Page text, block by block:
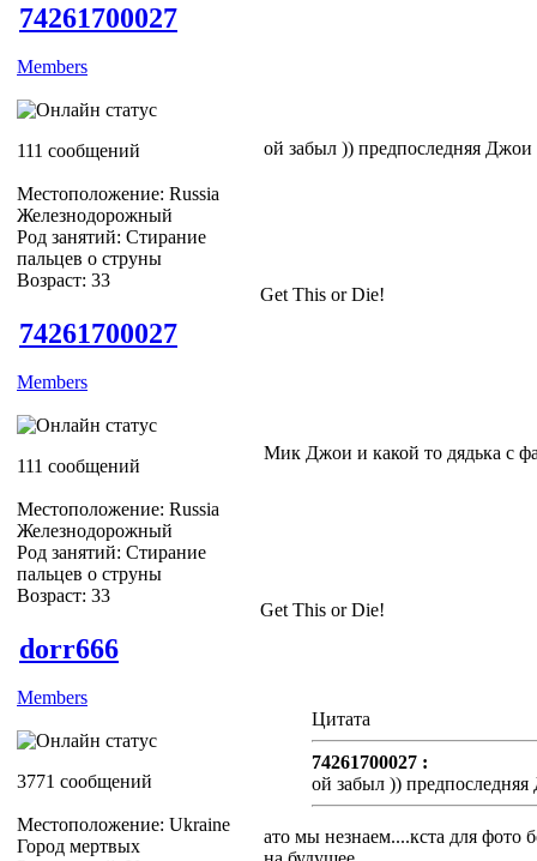
74261700027
Members
111 сообщений
Местоположение: Russia
Железнодорожный
Род занятий: Стирание
пальцев о струны
Возраст: 33
ой забыл )) предпоследняя Джои
Get This or Die!
74261700027
Members
111 сообщений
Местоположение: Russia
Железнодорожный
Род занятий: Стирание
пальцев о струны
Возраст: 33
Мик Джои и какой то дядька с
Get This or Die!
dorr666
Members
3771 сообщений
Местоположение: Ukraine
Город мертвых
Цитата
74261700027 :
ой забыл ))
ато мы незнаем....кста для фото